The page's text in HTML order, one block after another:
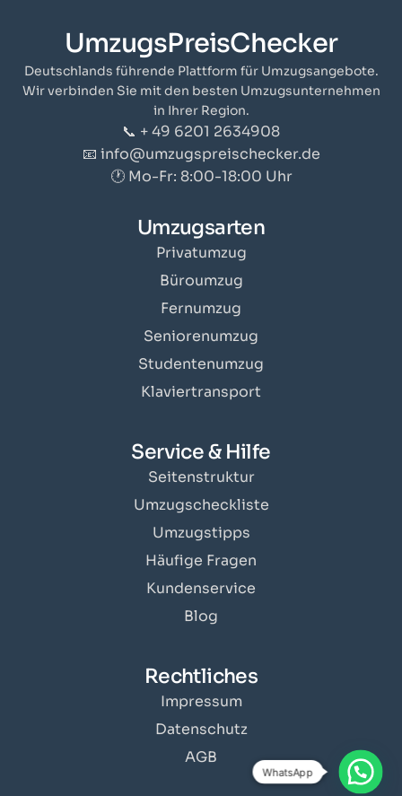
UmzugsPreisChecker
Deutschlands führende Plattform für Umzugsangebote.
Wir verbinden Sie mit den besten Umzugsunternehmen
in Ihrer Region.
📞 + 49 6201 2634908
📧 info@umzugspreischecker.de
🕐 Mo-Fr: 8:00-18:00 Uhr
Umzugsarten
Privatumzug
Büroumzug
Fernumzug
Seniorenumzug
Studentenumzug
Klaviertransport
Service & Hilfe
Seitenstruktur
Umzugscheckliste
Umzugstipps
Häufige Fragen
Kundenservice
Blog
Rechtliches
Impressum
Datenschutz
AGB
WhatsApp